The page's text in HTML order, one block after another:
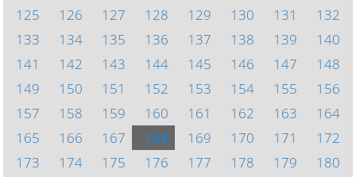
125
126 127 128 129 130 131
132
133
134 135 136 137 138 139
140
141
142 143 144 145 146 147
148
149
150 151 152 153 154 155
156
157
158 159 160 161 162 163
164
165
166 167 168 169 170 171
172
173
174 175 176 177 178 179
180